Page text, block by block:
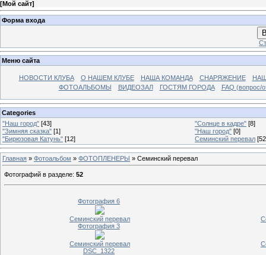
[Мой сайт]
Форма входа
Меню сайта
НОВОСТИ КЛУБА О НАШЕМ КЛУБЕ НАША КОМАНДА СНАРЯЖЕНИЕ
ФОТОАЛЬБОМЫ
ВИДЕОЗАЛ ГОСТЯМ ГОРОДА FAQ (вопрос/
Categories
"Наш город" [43] "Солнце в кадре" [8]
"Зимняя сказка" [1] "Наш город" [0]
"Бирюзовая Катунь" [12] Семинский перевал
Главная » Фотоальбом » ФОТОПЛЕНЕРЫ » Семинский перевал
Фотографий в разделе: 52
Фотография 6
Семинский перевал
Фотография 3
Семинский перевал
DSC_1322